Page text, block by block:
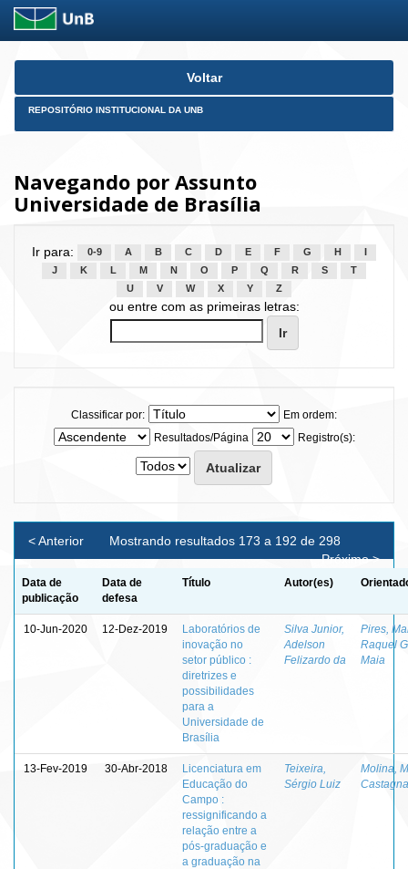
Skip
Voltar
REPOSITÓRIO INSTITUCIONAL DA UNB
Navegando por Assunto
Universidade de Brasília
Ir para: 0-9 A B C D E F G H
J
K L M N O P Q R S
T
U
V W X Y Z
ou entre com as primeiras letras:
Classificar por:
Em ordem:
Resultados/Página
Registro(s):
Mostrando resultados 173 a 192 de 298
< Anterior
Próximo >
Data de
publicação
Data de
defesa
Título Autor(es)
10-Jun-2020 12-Dez-2019
Laboratórios de
inovação no
setor público :
diretrizes e
possibilidades
para a
Universidade de
Brasília
Silva Junior,
Adelson
Felizardo da
Pires,
Raquel
Maia
13-Fev-2019 30-Abr-2018
Licenciatura em
Educação do
Campo :
ressignificando a
relação entre a
pós-graduação e
a graduação na
Teixeira,
Sérgio Luiz
Molina,
Castagna